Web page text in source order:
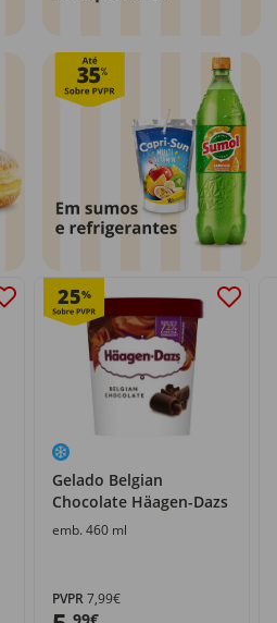
25%
Gelado Belgian
Chocolate Häagen-Dazs
emb. 460 ml
PVPR7,99€